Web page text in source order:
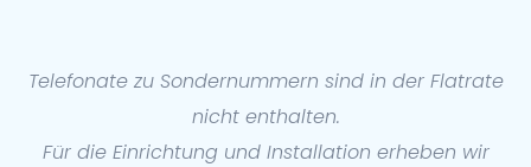
Telefonate zu Sondernummern sind in der Flatrate
nicht enthalten.
Für die Einrichtung und Installation erheben wir